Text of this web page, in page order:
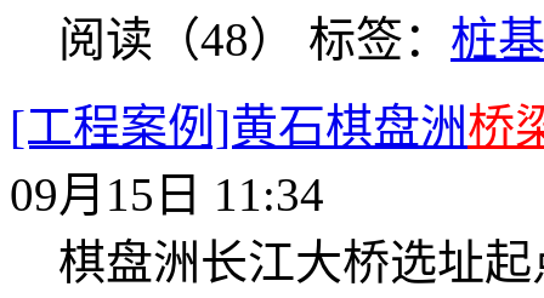
阅读（48） 标签： 桩
[工程案例]黄石棋盘洲桥
09月15日 11:34
棋盘洲长江大桥选址